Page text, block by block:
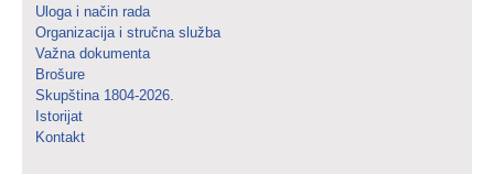
Uloga i način rada
Organizacija i stručna služba
Važna dokumenta
Brošure
Skupština 1804-2026.
Istorijat
Kontakt